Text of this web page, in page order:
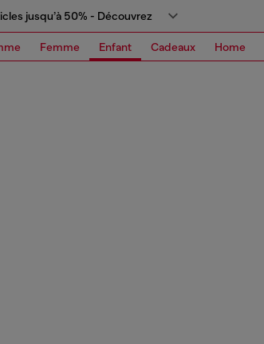
jusqu’à 50% - Découvrez
Femme Enfant Cadeaux Home